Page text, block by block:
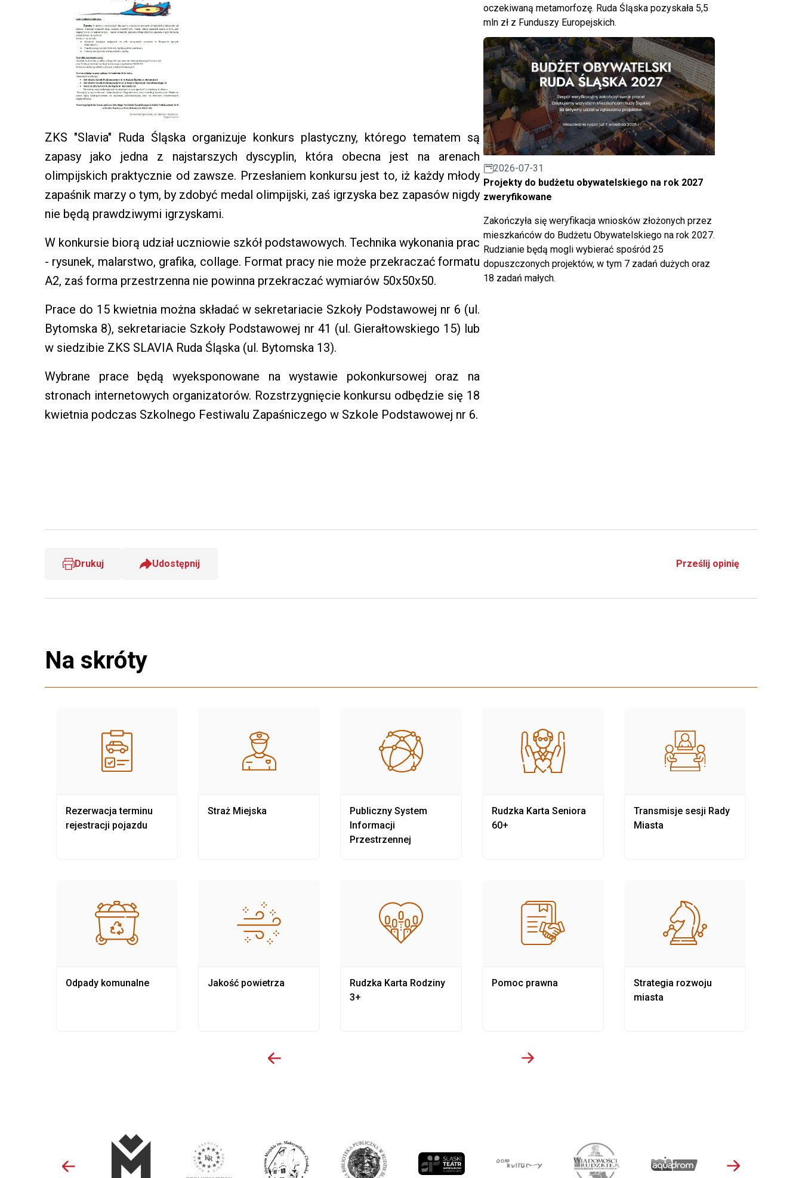
ZKS "Slavia" Ruda Śląska organizuje konkurs plastyczny, którego tematem są
zapasy jako jedna z najstarszych dyscyplin, która obecna jest na arenach
olimpijskich praktycznie od zawsze. Przesłaniem konkursu jest to, iż każdy młody
zapaśnik marzy o tym, by zdobyć medal olimpijski, zaś igrzyska bez zapasów nigdy
nie będą prawdziwymi igrzyskami.
W konkursie biorą udział uczniowie szkół podstawowych. Technika wykonania prac
- rysunek, malarstwo, grafika, collage. Format pracy nie może przekraczać formatu
A2, zaś forma przestrzenna nie powinna przekraczać wymiarów 50x50x50.
Prace do 15 kwietnia można składać w sekretariacie Szkoły Podstawowej nr 6 (ul.
Bytomska 8), sekretariacie Szkoły Podstawowej nr 41 (ul. Gierałtowskiego 15) lub
w siedzibie ZKS SLAVIA Ruda Śląska (ul. Bytomska 13).
Wybrane prace będą wyeksponowane na wystawie pokonkursowej oraz na
stronach internetowych organizatorów. Rozstrzygnięcie konkursu odbędzie się 18
kwietnia podczas Szkolnego Festiwalu Zapaśniczego w Szkole Podstawowej nr 6.
oczekiwaną metamorfozę. Ruda Śląska pozyskała 5,5
mln zł z Funduszy Europejskich.
2026-07-31
Projekty do budżetu obywatelskiego na rok 2027
zweryfikowane
Zakończyła się weryfikacja wniosków złożonych przez
mieszkańców do Budżetu Obywatelskiego na rok 2027.
Rudzianie będą mogli wybierać spośród 25
dopuszczonych projektów, w tym 7 zadań dużych oraz
18 zadań małych.
Drukuj Udostępnij Prześlij opinię
Na skróty
Rezerwacja terminu
rejestracji pojazdu
Odpady komunalne
Straż Miejska
Jakość powietrza
Publiczny System
Informacji
Przestrzennej
Rudzka Karta Rodziny
3+
Rudzka Karta Seniora
60+
Pomoc prawna
Transmisje sesji Rady
Miasta
Strategia rozwoju
miasta